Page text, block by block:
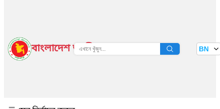
বাংলাদেশ জাতীয় তথ্য বাতায়ন BN